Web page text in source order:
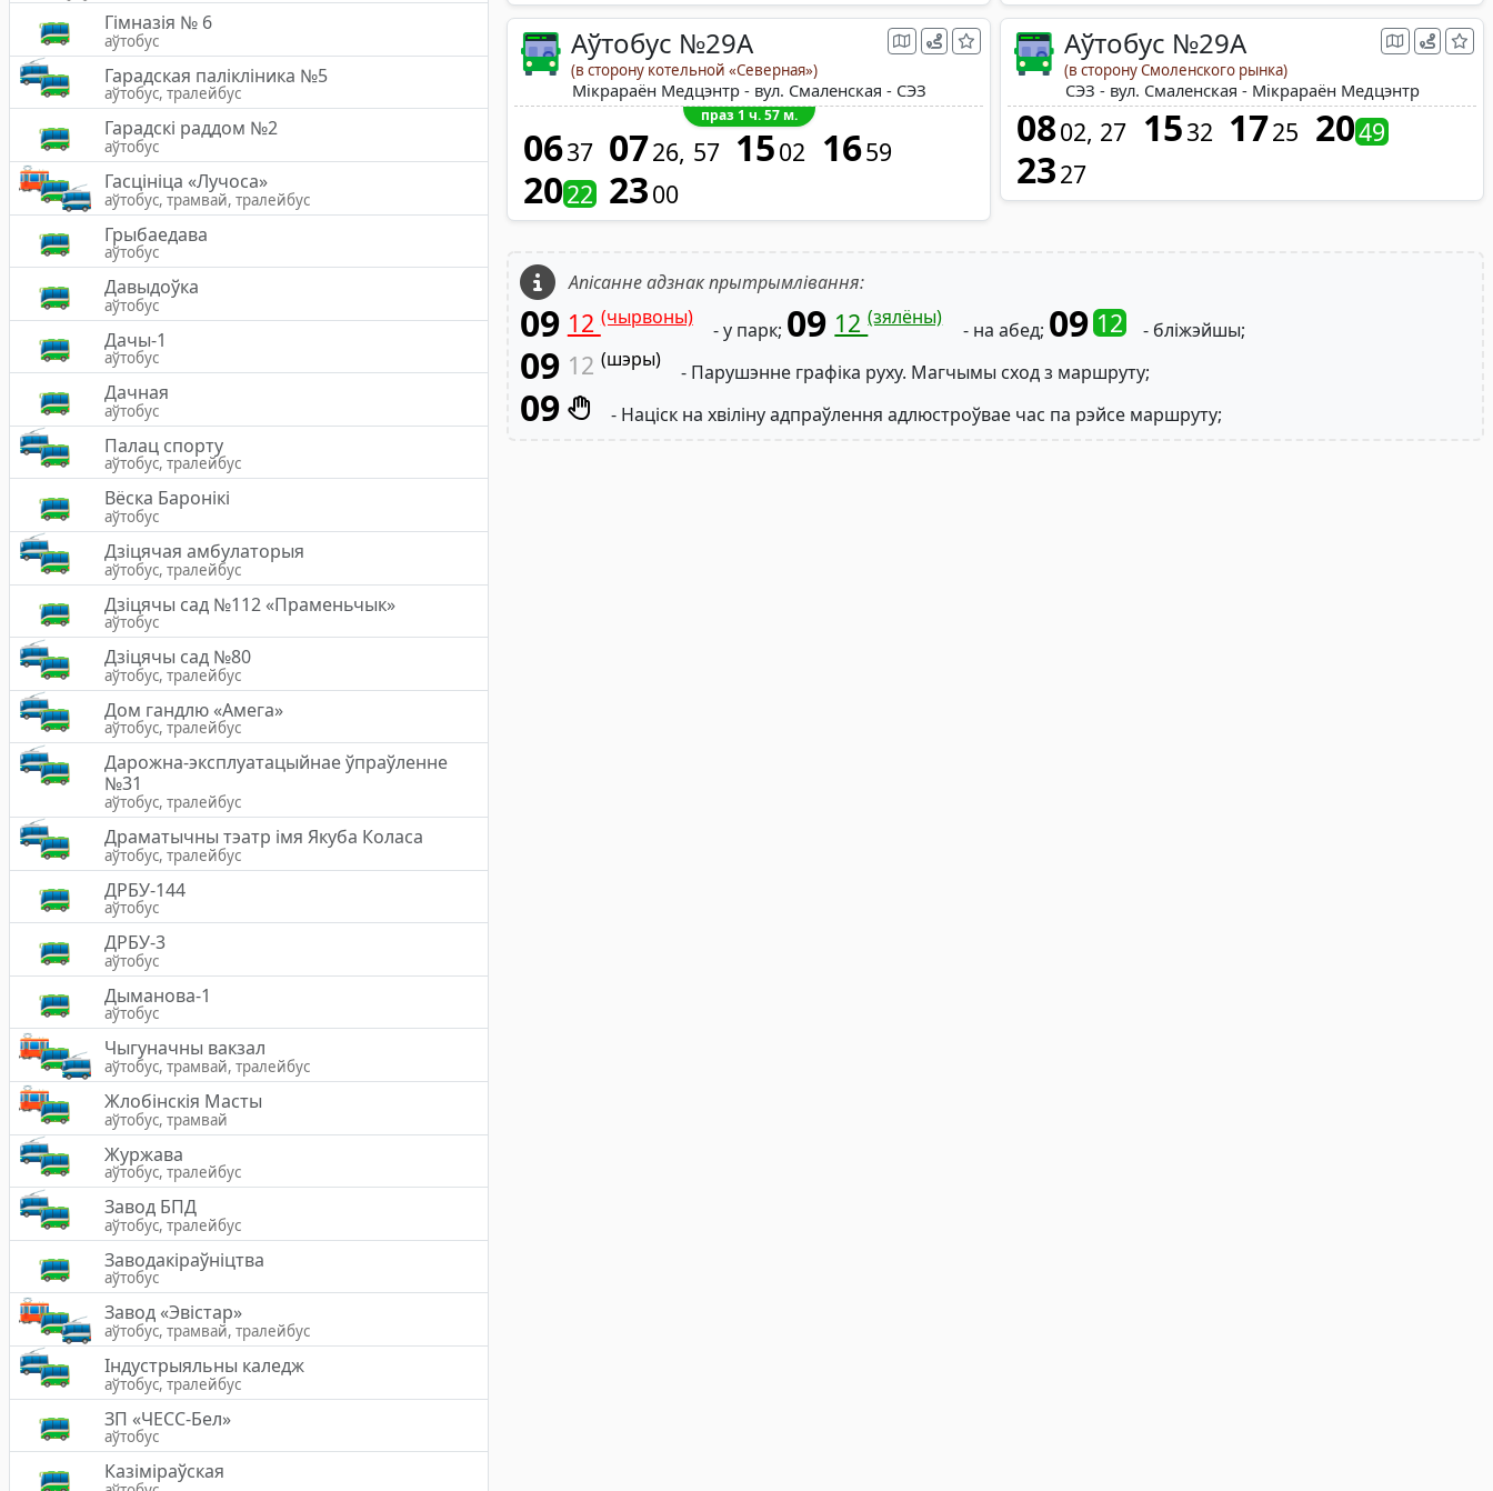
Гімназія № 6
аўтобус
Гарадская палiклiника №5
аўтобус, тралейбус
Гарадскі раддом №2
аўтобус
Гасцініца «Лучоса»
аўтобус, трамвай, тралейбус
Грыбаедава
аўтобус
Давыдоўка
аўтобус
Дачы-1
аўтобус
Дачная
аўтобус
Палац спорту
аўтобус, тралейбус
Вёска Баронiкi
аўтобус
Дзіцячая амбулаторыя
аўтобус, тралейбус
Дзіцячы сад №112 «Праменьчык»
аўтобус
Дзiцячы сад №80
аўтобус, тралейбус
Дом гандлю «Амега»
аўтобус, тралейбус
Дарожна-эксплуатацыйнае ўпраўленне
№31
аўтобус, тралейбус
Драматычны тэатр імя Якуба Коласа
аўтобус, тралейбус
ДРБУ-144
аўтобус
ДРБУ-3
аўтобус
Дыманова-1
аўтобус
Чыгуначны вакзал
аўтобус, трамвай, тралейбус
Жлобiнскiя Масты
аўтобус, трамвай
Журжава
аўтобус, тралейбус
Завод БПД
аўтобус, тралейбус
Заводакіраўніцтва
аўтобус
Завод «Эвістар»
аўтобус, трамвай, тралейбус
Індустрыяльны каледж
аўтобус, тралейбус
ЗП «ЧЕСС-Бел»
аўтобус
Казіміраўская
Аўтобус №29A
(в сторону котельной «Северная»)
Мікрараён Медцэнтр - вул. Смаленская - СЭЗ
праз 1 ч. 57 м.
0637 0726 57 1502 1659
2022 2300
Аўтобус №29A
(в сторону Смоленского рынка)
СЭЗ - вул. Смаленская - Мікрараён Медцэнтр
0802 27 1532 1725 2049
2327
Апісанне адзнак прытрымлівання:
09 12(чырвоны)
- у парк; 09 12(зялёны)
- на абед; 09 12 - бліжэйшы;
09 12 (шэры)
- Парушэнне графіка руху. Магчымы сход з маршруту;
09 - Націск на хвіліну адпраўлення адлюстроўвае час па рэйсе маршруту;